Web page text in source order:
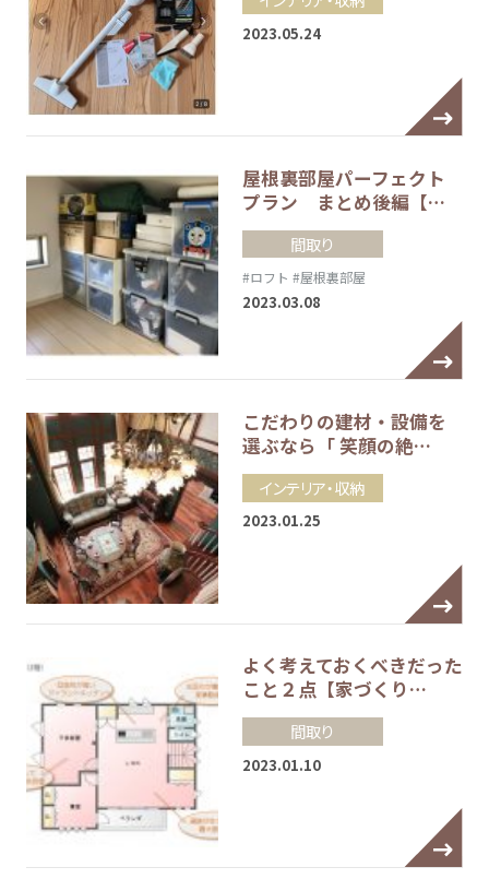
2023.05.24
屋根裏部屋パーフェクト
プラン まとめ後編【…
間取り
#ロフト #屋根裏部屋
2023.03.08
こだわりの建材・設備を
選ぶなら「 笑顔の絶…
インテリア・収納
2023.01.25
よく考えておくべきだった
こと２点【家づくり…
間取り
2023.01.10